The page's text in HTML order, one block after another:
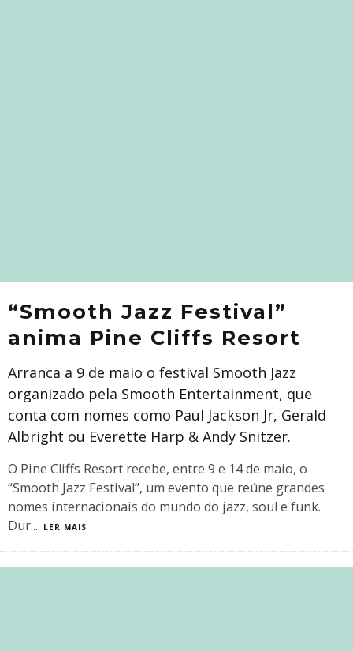
“Smooth Jazz Festival”
anima Pine Cliffs Resort
Arranca a 9 de maio o festival Smooth Jazz
organizado pela Smooth Entertainment, que
conta com nomes como Paul Jackson Jr, Gerald
Albright ou Everette Harp & Andy Snitzer.
O Pine Cliffs Resort recebe, entre 9 e 14 de maio, o
“Smooth Jazz Festival”, um evento que reúne grandes
nomes internacionais do mundo do jazz, soul e funk.
Dur... LER MAIS